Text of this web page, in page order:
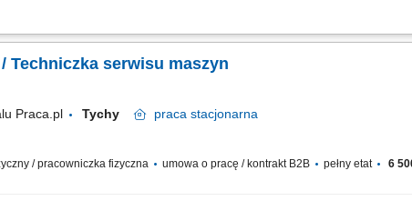
pracy parku maszynowego poprzez szybkie usuwanie awarii.
Techniczka serwisu maszyn
Praca.pl Tychy praca stacjonarna
/ pracowniczka fizyczna umowa o pracę / kontrakt B2B pełny etat 6